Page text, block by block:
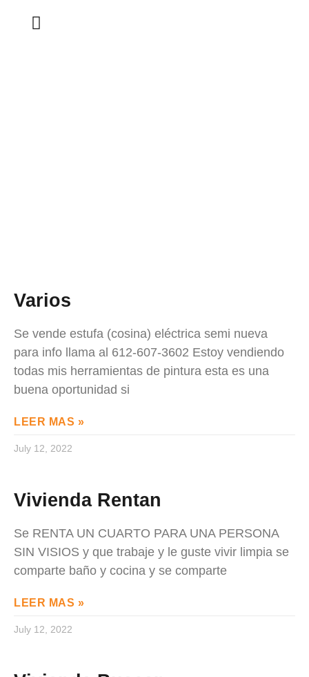
Varios
Se vende estufa (cosina) eléctrica semi nueva
para info llama al 612-607-3602 Estoy vendiendo
todas mis herramientas de pintura esta es una
buena oportunidad si
LEER MAS »
July 12, 2022
Vivienda Rentan
Se RENTA UN CUARTO PARA UNA PERSONA
SIN VISIOS y que trabaje y le guste vivir limpia se
comparte baño y cocina y se comparte
LEER MAS »
July 12, 2022